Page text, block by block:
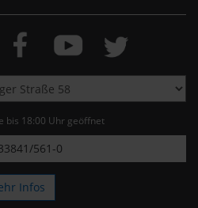
bis 18:00 Uhr geöffnet
561-0
Infos